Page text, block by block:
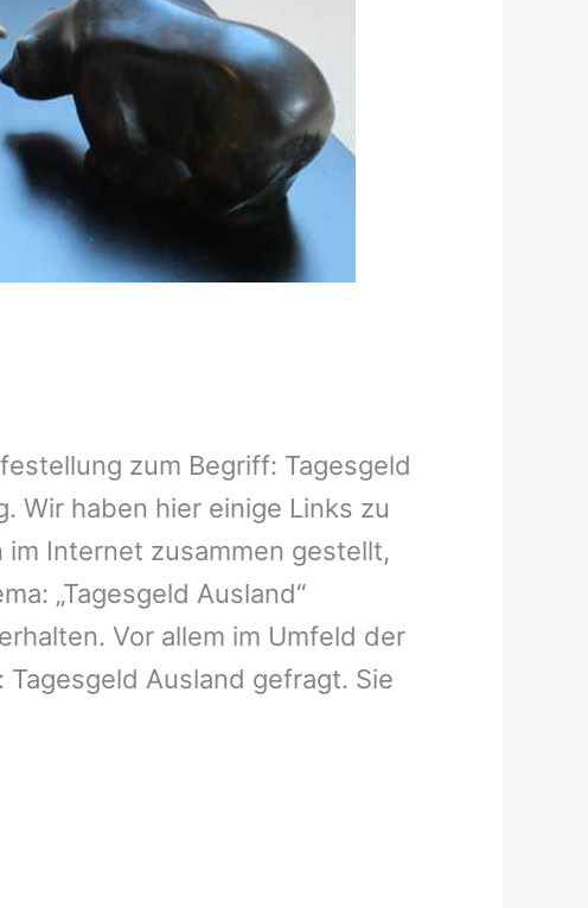
zum Begriff: Tagesgeld
Wir haben hier einige Links zu
Internet zusammen gestellt,
„Tagesgeld Ausland“
Vor allem im Umfeld der
Ausland gefragt. Sie